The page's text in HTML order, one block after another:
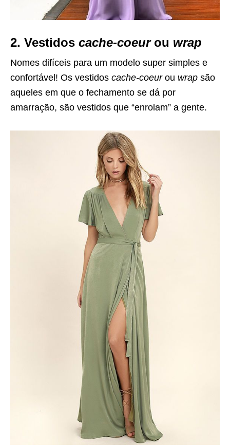
2. Vestidos cache-coeurou wrap
Nomes difíceis para um modelo super simples e
confortável! Os vestidos cache-coeurou wrap são
aqueles em que o fechamento se dá por
amarração, são vestidos que “enrolam” a gente.